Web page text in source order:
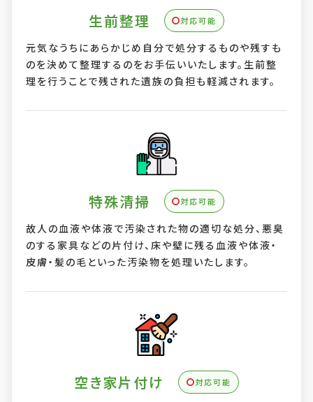
生前整理 対応可能
元気なうちにあらかじめ自分で処分するものや残すも
のを決めて整理するのをお手伝いいたします。生前整
理を行うことで残された遺族の負担も軽減されます。
特殊清掃 対応可能
故人の血液や体液で汚染された物の適切な処分、悪臭
のする家具などの片付け、床や壁に残る血液や体液・
皮膚・髪の毛といった汚染物を処理いたします。
空き家片付け 対応可能